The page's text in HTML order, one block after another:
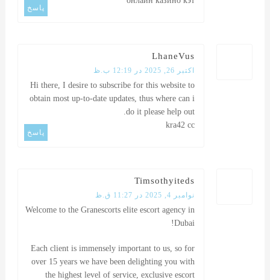
پاسخ
LhaneVus
اکتبر 26, 2025 در 12:19 ب.ظ
Hi there, I desire to subscribe for this website to
obtain most up-to-date updates, thus where can i
do it please help out.
kra42 cc
پاسخ
Timsothyiteds
نوامبر 4, 2025 در 11:27 ق.ظ
Welcome to the Granescorts elite escort agency in
Dubai!
Each client is immensely important to us, so for
over 15 years we have been delighting you with
the highest level of service, exclusive escort